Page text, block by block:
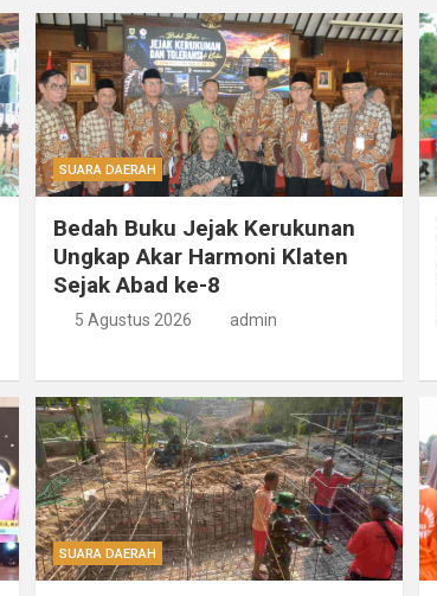
SUARA DAERAH
Bedah Buku Jejak Kerukunan
Ungkap Akar Harmoni Klaten
Sejak Abad ke-8
5 Agustus 2026 admin
SUARA DAERAH